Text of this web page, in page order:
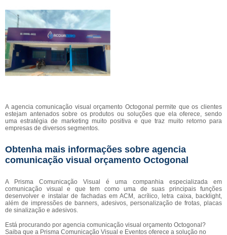
A agencia comunicação visual orçamento Octogonal permite que os clientes
estejam antenados sobre os produtos ou soluções que ela oferece, sendo
uma estratégia de marketing muito positiva e que traz muito retorno para
empresas de diversos segmentos.
Obtenha mais informações sobre agencia
comunicação visual orçamento Octogonal
A Prisma Comunicação Visual é uma companhia especializada em
comunicação visual e que tem como uma de suas principais funções
desenvolver e instalar de fachadas em ACM, acrílico, letra caixa, backlight,
além de impressões de banners, adesivos, personalização de frotas, placas
de sinalização e adesivos.
Está procurando por agencia comunicação visual orçamento Octogonal?
Saiba que a Prisma Comunicação Visual e Eventos oferece a solução no